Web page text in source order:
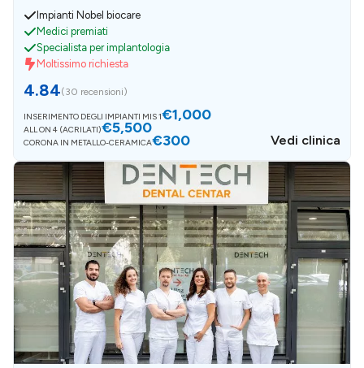
Impianti Nobel biocare
Medici premiati
Specialista per implantologia
Moltissimo richiesta
4.84(30 recensioni)
INSERIMENTO DEGLI IMPIANTI MIS 1€1,000
ALL ON 4 (ACRILATI)€5,500
CORONA IN METALLO-CERAMICA€300 Vedi clinica